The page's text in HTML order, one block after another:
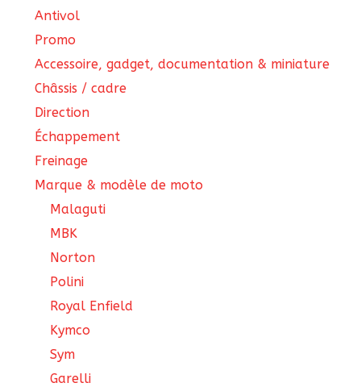
Antivol
Promo
Accessoire, gadget, documentation & miniature
Châssis / cadre
Direction
Échappement
Freinage
Marque & modèle de moto
Malaguti
MBK
Norton
Polini
Royal Enfield
Kymco
Sym
Garelli